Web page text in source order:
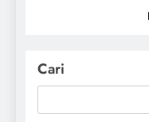
Cari